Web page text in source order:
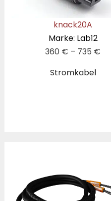
Stromkabel
knack20A
Marke: Lab12
360 € – 735 €